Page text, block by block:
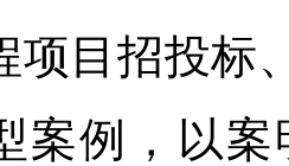
项目招投标
案例，以